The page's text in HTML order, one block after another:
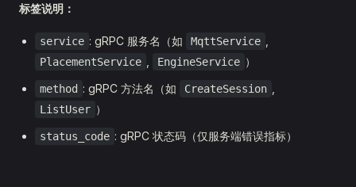
标签说明：
service : gRPC 服务名（如 MqttService
PlacementService EngineService ）
method : gRPC 方法名（如 CreateSession
ListUser ）
status_code : gRPC 状态码（仅服务端错误指标）